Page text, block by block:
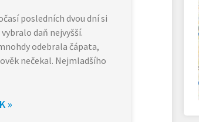
posledních dvou dní si
daň nejvyšší.
odebrala čápata,
nečekal. Nejmladšího
»